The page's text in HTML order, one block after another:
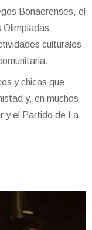
Bonaerenses, el
Olimpiadas
culturales
y chicas que
y, en muchos
y el Partido de La